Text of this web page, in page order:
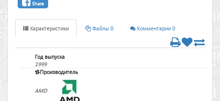
Share
Характеристики Файлы 0 Комментарии 0
Год выпуска
1999
Производитель
AMD